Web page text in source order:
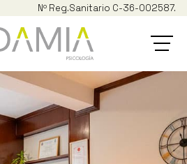
Nº Reg.Sanitario C-36-002587.